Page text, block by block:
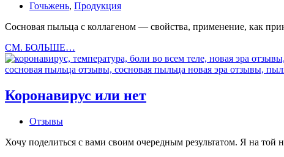
Гочьжень, Продукция
Сосновая пыльца с коллагеном — свойства, применение, как
СМ. БОЛЬШЕ…
пыльца
с
глюконатом
Коронавирус или нет
Отзывы
Хочу поделиться с вами своим очередным результатом. Я на той